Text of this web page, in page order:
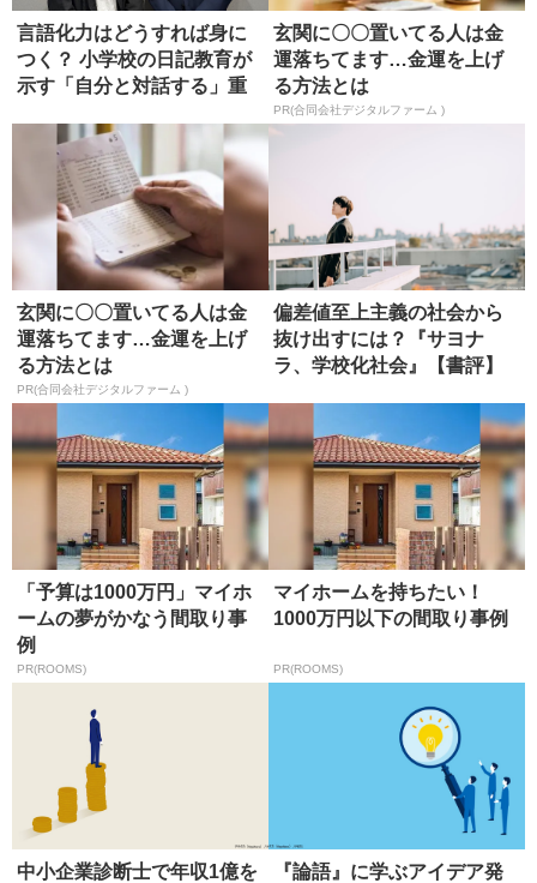
言語化力はどうすれば身に
つく？ 小学校の日記教育が
示す「自分と対話する」重
玄関に〇〇置いてる人は金
運落ちてます…金運を上げ
る方法とは
PR(合同会社デジタルファーム )
玄関に〇〇置いてる人は金
運落ちてます…金運を上げ
る方法とは
PR(合同会社デジタルファーム )
偏差値至上主義の社会から
抜け出すには？『サヨナ
ラ、学校化社会』【書評】
「予算は1000万円」マイホ
ームの夢がかなう間取り事
例
PR(ROOMS)
マイホームを持ちたい！
1000万円以下の間取り事例
PR(ROOMS)
中小企業診断士で年収1億を
『論語』に学ぶアイデア発